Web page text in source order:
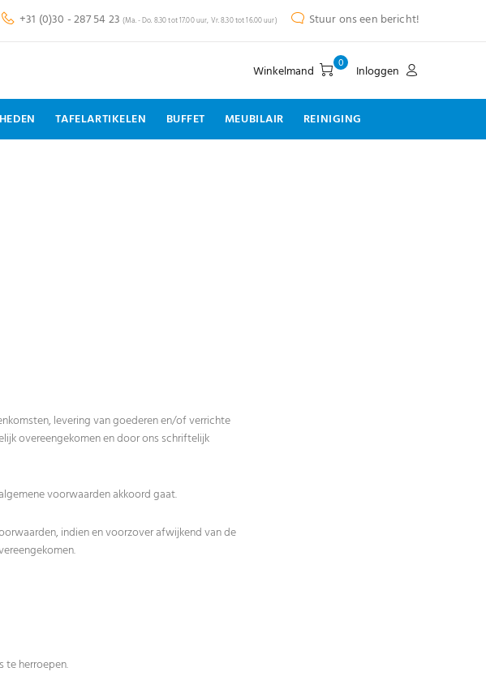
+31 (0)30 - 287 54 23 (Ma. - Do. 8.30 tot 17.00 uur, Vr. 8.30 tot 16.00 uur) Stuur ons een bericht!
Winkelmand 0 Inloggen
TAFELARTIKELEN BUFFET MEUBILAIR REINIGING
levering van goederen en/of verrichte
overeengekomen en door ons schriftelijk
voorwaarden akkoord gaat.
indien en voorzover afwijkend van de
te herroepen.